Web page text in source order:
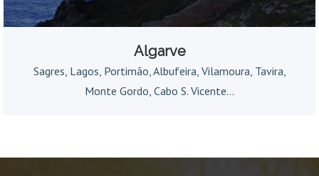
Algarve
Sagres, Lagos, Portimão, Albufeira, Vilamoura, Tavira,
Monte Gordo, Cabo S. Vicente...